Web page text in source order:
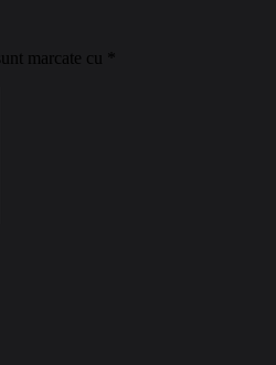
marcate cu